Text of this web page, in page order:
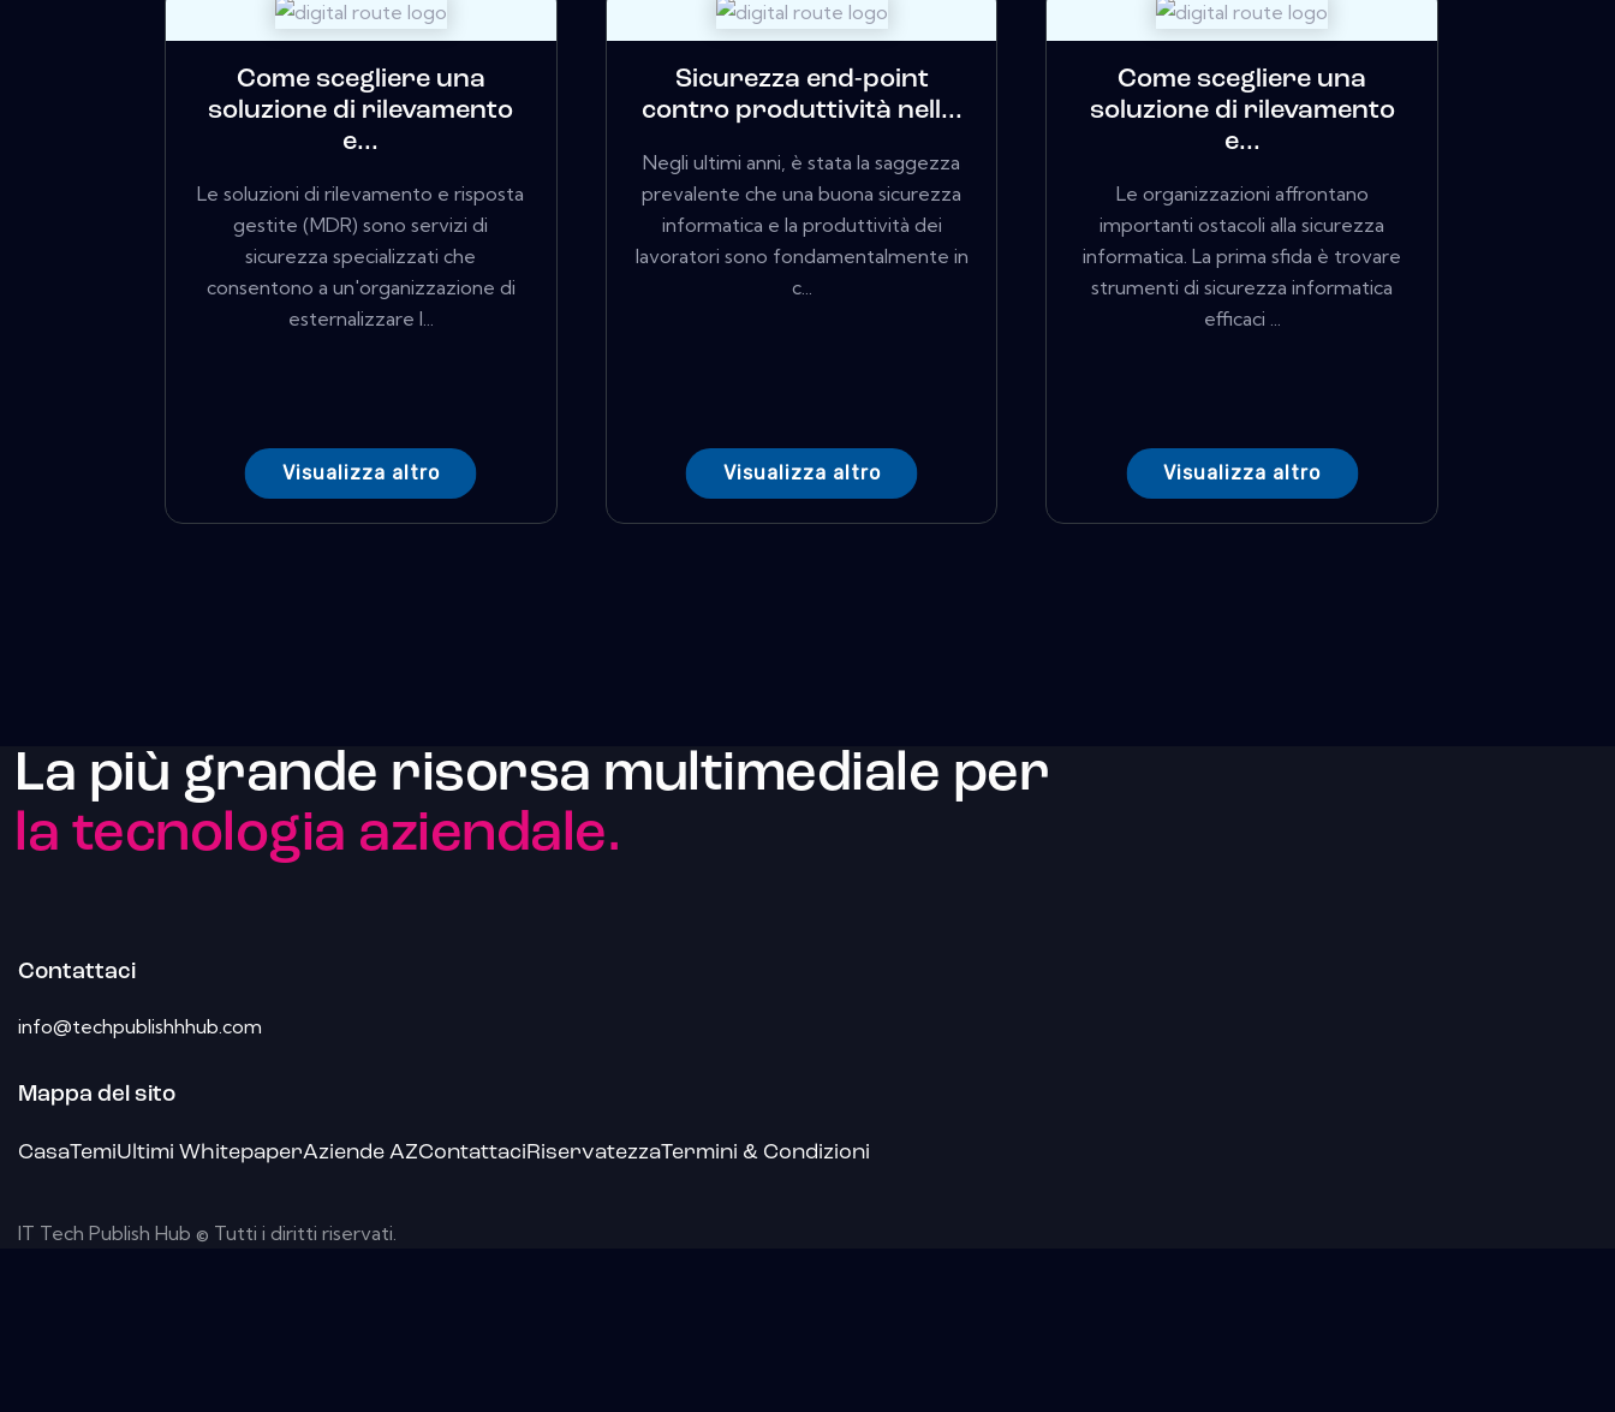
Come scegliere una
soluzione di rilevamento
e...
Le soluzioni di rilevamento e risposta
gestite (MDR) sono servizi di
sicurezza specializzati che
consentono a un'organizzazione di
esternalizzare l...
Visualizza altro
Sicurezza end-point
contro produttività nell...
Negli ultimi anni, è stata la saggezza
prevalente che una buona sicurezza
informatica e la produttività dei
lavoratori sono fondamentalmente in
c...
Visualizza altro
Come scegliere una
soluzione di rilevamento
e...
Le organizzazioni affrontano
importanti ostacoli alla sicurezza
informatica. La prima sfida è trovare
strumenti di sicurezza informatica
efficaci ...
Visualizza altro
La più grande risorsa multimediale per
la tecnologia aziendale.
Contattaci
info@techpublishhhub.com
Mappa del sito
CasaTemiUltimi WhitepaperAziende AZContattaciRiservatezzaTermini & Condizioni
IT Tech Publish Hub © Tutti i diritti riservati.